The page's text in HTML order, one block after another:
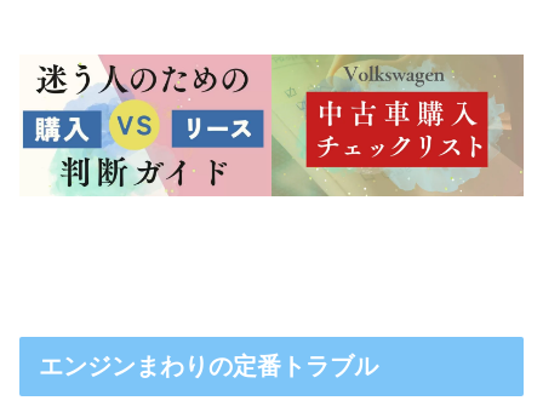
エンジンまわりの定番トラブル